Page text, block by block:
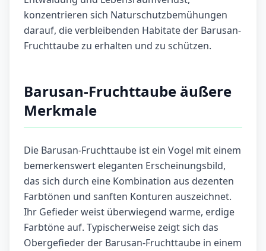
konzentrieren sich Naturschutzbemühungen
darauf, die verbleibenden Habitate der Barusan-
Fruchttaube zu erhalten und zu schützen.
Barusan-Fruchttaube äußere
Merkmale
Die Barusan-Fruchttaube ist ein Vogel mit einem
bemerkenswert eleganten Erscheinungsbild,
das sich durch eine Kombination aus dezenten
Farbtönen und sanften Konturen auszeichnet.
Ihr Gefieder weist überwiegend warme, erdige
Farbtöne auf. Typischerweise zeigt sich das
Obergefieder der Barusan-Fruchttaube in einem